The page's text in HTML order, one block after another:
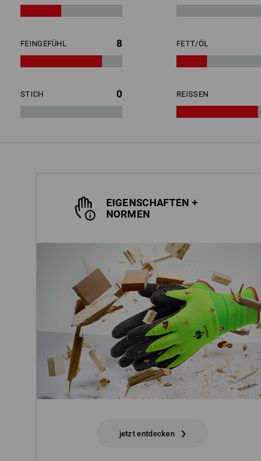
FEINGEFÜHL 8 FETT/ÖL
STICH 0 REISSEN
EIGENSCHAFTEN +
NORMEN
jetzt entdecken